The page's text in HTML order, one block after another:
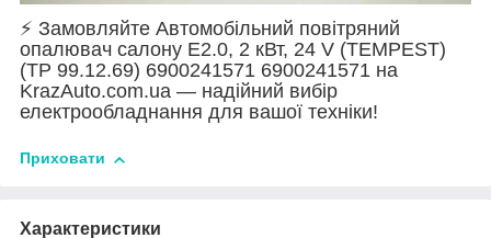
⚡ Замовляйте Автомобільний повітряний
опалювач салону E2.0, 2 кВт, 24 V (TEMPEST)
(TP 99.12.69) 6900241571 6900241571 на
KrazAuto.com.ua — надійний вибір
електрообладнання для вашої техніки!
Приховати
Характеристики